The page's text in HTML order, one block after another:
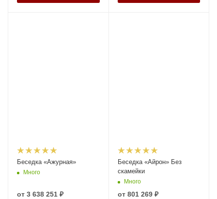
Беседка «Ажурная»
Много
от 3 638 251 ₽
Беседка «Айрон» Без
скамейки
Много
от 801 269 ₽